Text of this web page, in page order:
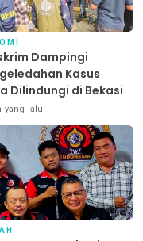
Dampingi
Kasus
Dilindungi di Bekasi
yang lalu